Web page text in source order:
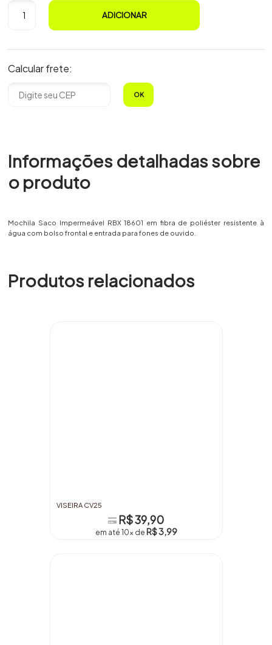
ADICIONAR
Calcular frete:
OK
Informações detalhadas sobre
o produto
Mochila Saco Impermeável RBX 18601 em fibra de poliéster resistente à
água com bolso frontal e entrada para fones de ouvido.
Produtos relacionados
VISEIRA CV25
R$ 39,90
em até 10x de R$ 3,99